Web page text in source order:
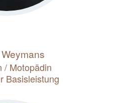
/ Motopädin
Basisleistung